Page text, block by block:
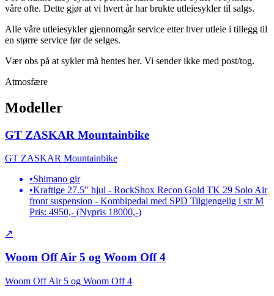
våre ofte. Dette gjør at vi hvert år har brukte utleiesykler til salgs.
Alle våre utleiesykler gjennomgår service etter hver utleie i tillegg til
en større service før de selges.
Vær obs på at sykler må hentes her. Vi sender ikke med post/tog.
Atmosfære
Modeller
GT ZASKAR Mountainbike
GT ZASKAR Mountainbike
•Shimano gir
•Kraftige 27.5" hjul - RockShox Recon Gold TK 29 Solo Air
front suspension - Kombipedal med SPD Tilgjengelig i str M
Pris: 4950,- (Nypris 18000,-)
↗
Woom Off Air 5 og Woom Off 4
Woom Off Air 5 og Woom Off 4